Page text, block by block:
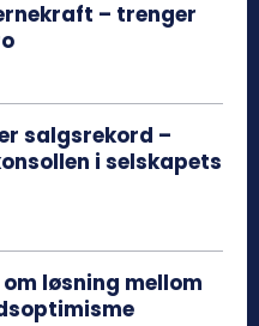
– trenger
salgsrekord –
i selskapets
løsning mellom